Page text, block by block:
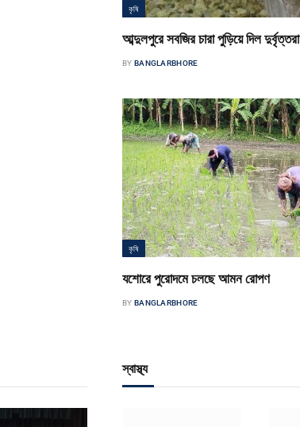
কৃষি
আব্দুলপুরে সবজির চারা পুড়িয়ে দিল দুর্বৃত্তরা
BY BANGLARBHORE
কৃষি
যশোরে পুরোদমে চলছে আমন রোপণ
BY BANGLARBHORE
স্বাস্থ্য